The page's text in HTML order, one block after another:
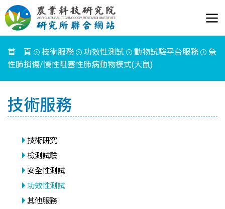
首 頁 技術服務 功效性測試 動物試驗平台服務
急
性肺損傷/慢性阻塞性肺病動物模式(大鼠)
技術服務
技術研究
檢測試驗
安全性測試
功效性測試
其他服務